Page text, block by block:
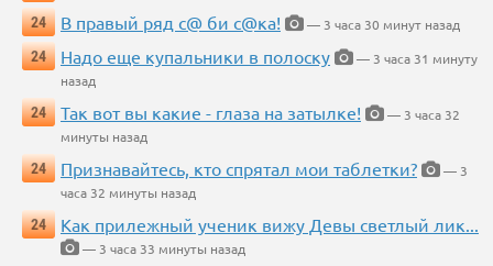
24
В правый ряд с@ би с@ка!
— 3 часа 30 минут назад
24
Надо еще купальники в полоску
— 3 часа 31 минуту
назад
24
Так вот вы какие - глаза на затылке!
— 3 часа 32
минуты назад
24
Признавайтесь, кто спрятал мои таблетки?
— 3
часа 32 минуты назад
24
Как прилежный ученик вижу Девы светлый лик...
— 3 часа 33 минуты назад